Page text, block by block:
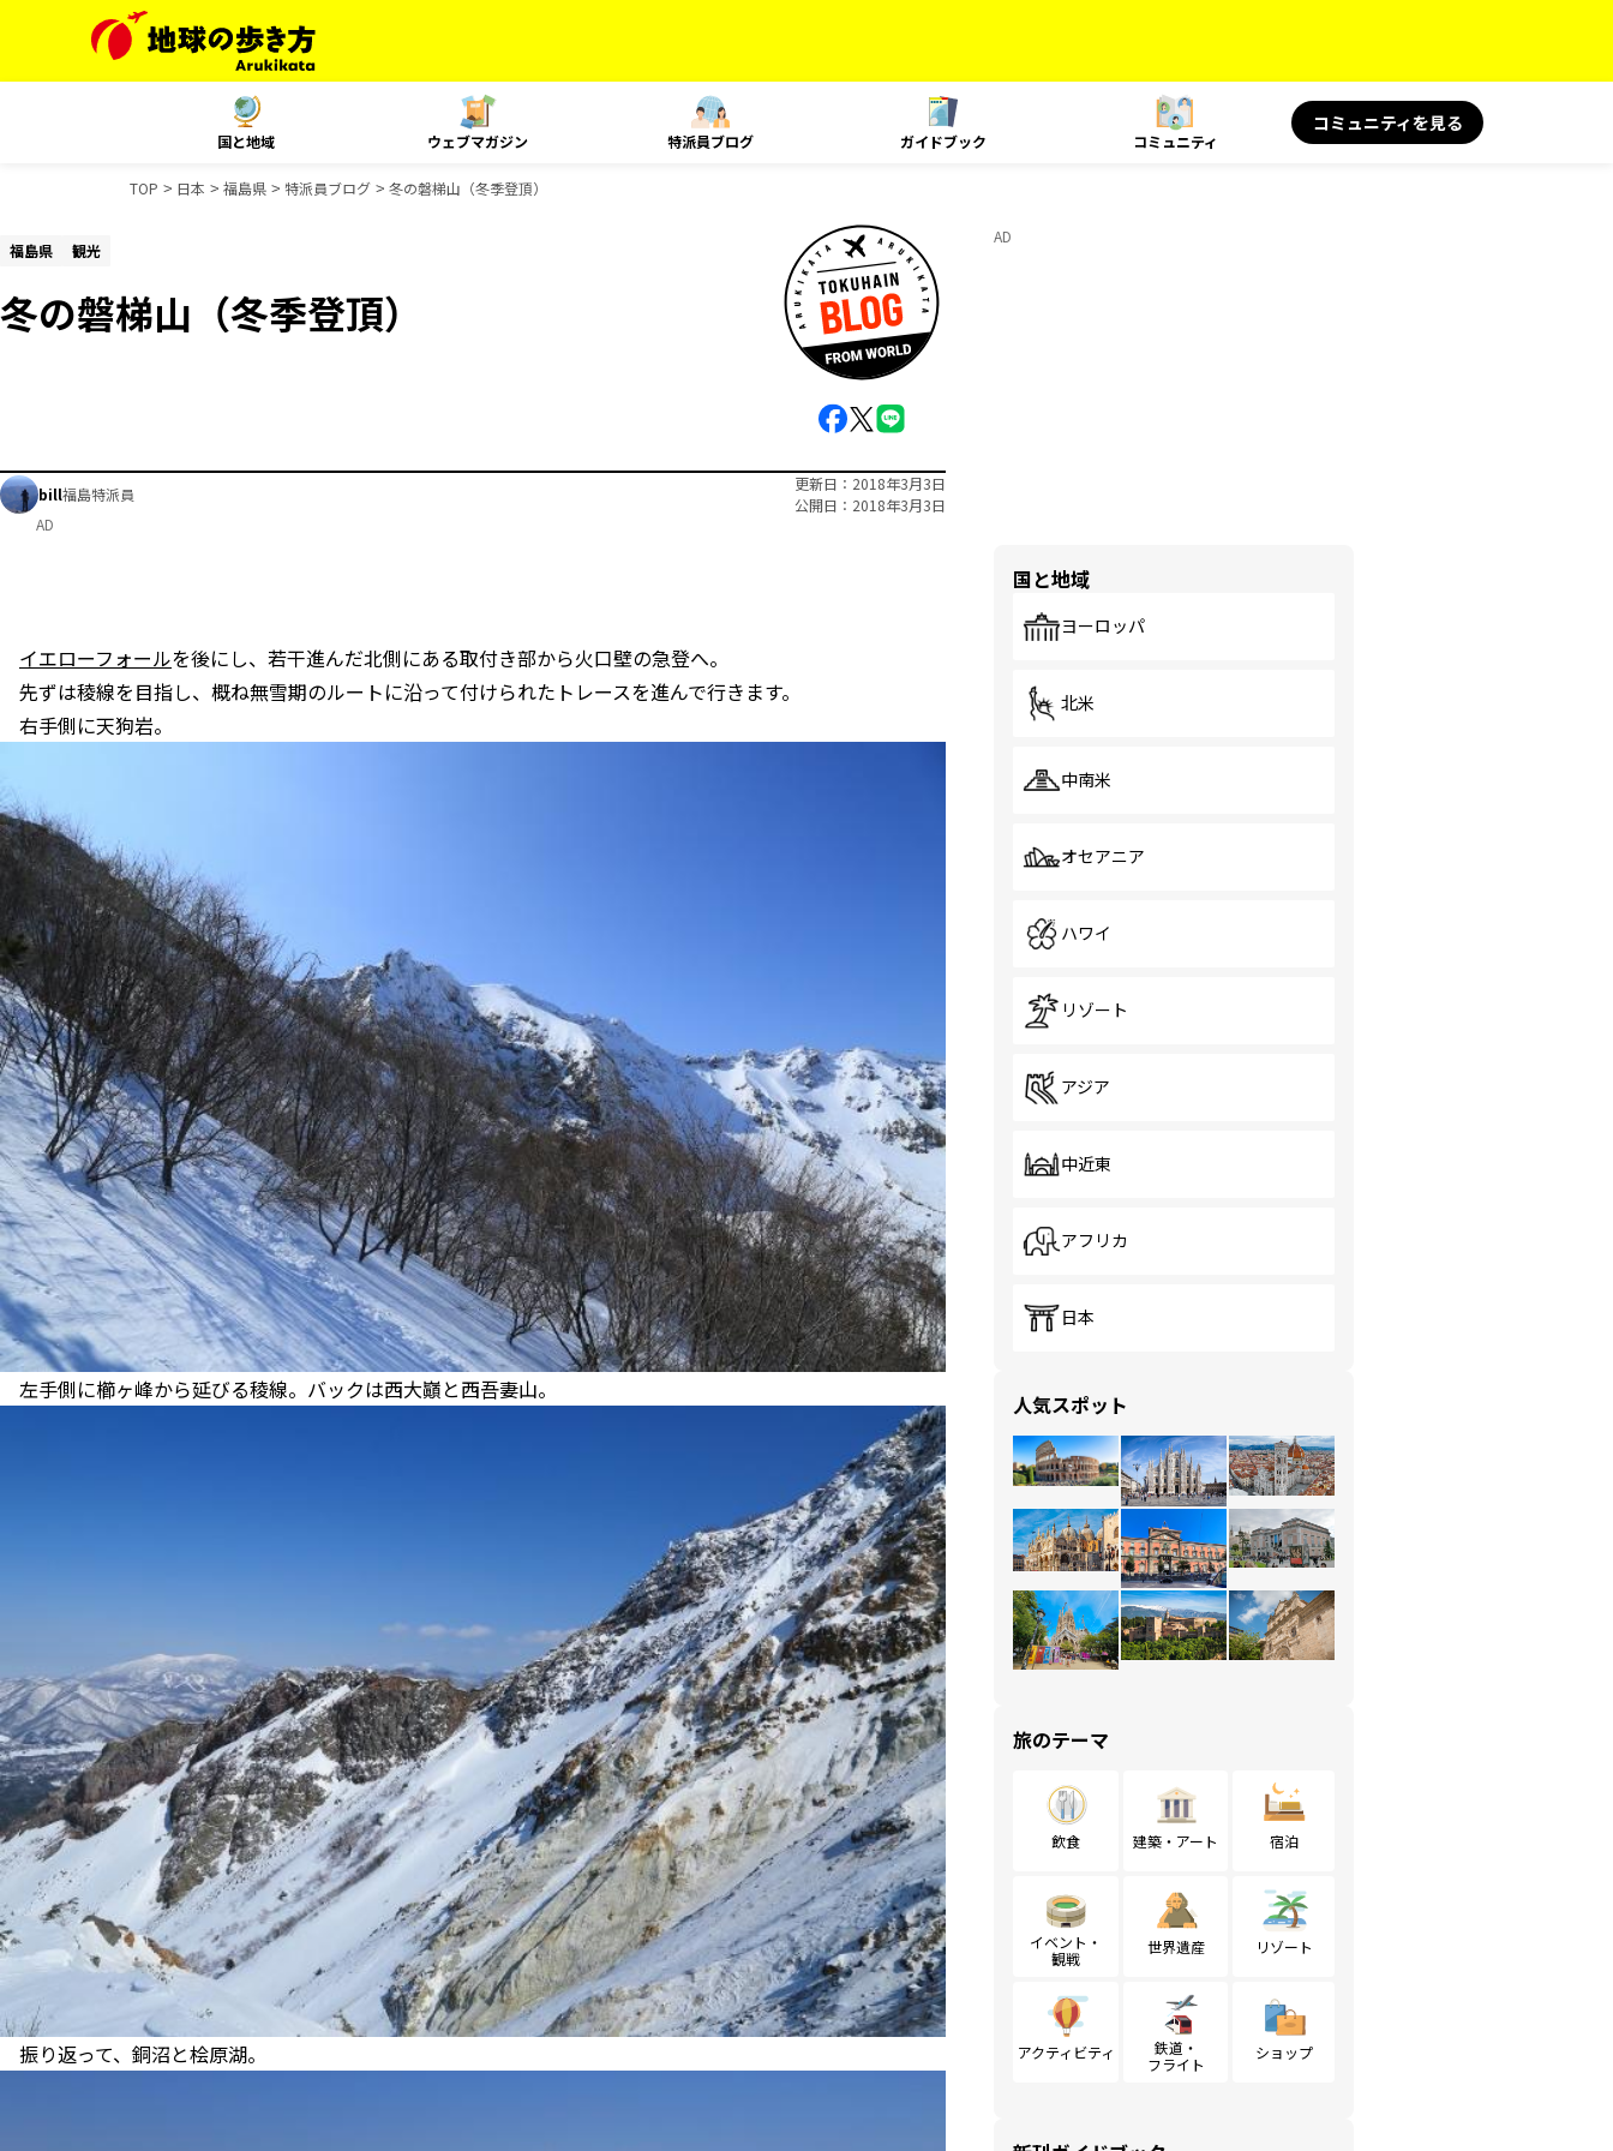
国と地域 ウェブマガジン 特派員ブログ ガイドブック コミュニティ
コミュニティを見る
TOP 日本 福島県 特派員ブログ 冬の磐梯山（冬季登頂）
福島県 観光
冬の磐梯山（冬季登頂）
bill福島特派員
更新日
2018年3月3日
公開日
2018年3月3日
AD
イエローフォールを後にし、若干進んだ北側にある取付き部から火口壁の急登へ。
先ずは稜線を目指し、概ね無雪期のルートに沿って付けられたトレースを進んで行きます。
右手側に天狗岩。
左手側に櫛ヶ峰から延びる稜線。バックは西大巓と西吾妻山。
振り返って、銅沼と桧原湖。
AD
国と地域
ヨーロッパ
北米
中南米
オセアニア
ハワイ
リゾート
アジア
中近東
アフリカ
日本
人気スポット
旅のテーマ
飲食 建築・アート 宿泊
イベント・
観戦
世界遺産 リゾート
アクティビティ
鉄道・
フライト
ショップ